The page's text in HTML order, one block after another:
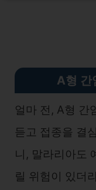
A형 간
얼마 전, A형 간
듣고 접종을 결
니, 말라리아도
릴 위험이 있더